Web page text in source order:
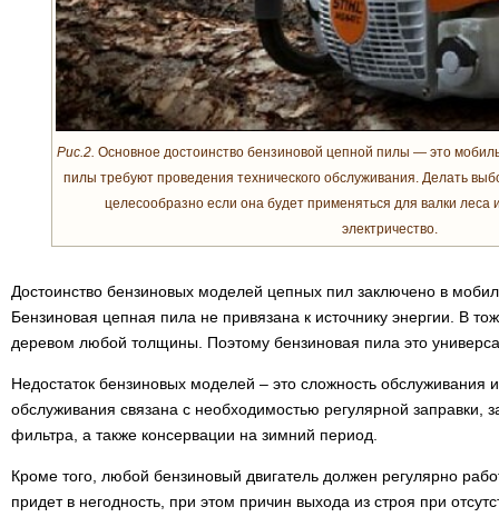
Рис.2. Основное достоинство бензиновой цепной пилы — это
пилы требуют проведения технического обслуживания. Делать
целесообразно если она будет применяться для валки леса
электричество.
Достоинство бензиновых моделей цепных пил заключено в
Бензиновая цепная пила не привязана к источнику энергии. В
деревом любой толщины. Поэтому бензиновая пила это
Недостаток бензиновых моделей – это сложность обслуживания
обслуживания связана с необходимостью регулярной заправки,
фильтра, а также консервации на зимний период.
Кроме того, любой бензиновый двигатель должен регулярно
придет в негодность, при этом причин выхода из строя при